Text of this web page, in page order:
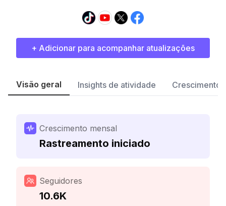
+ Adicionar para acompanhar atualizações
Visão geral Insights de atividade Crescimento
Crescimento mensal
Rastreamento iniciado
Seguidores
10.6K